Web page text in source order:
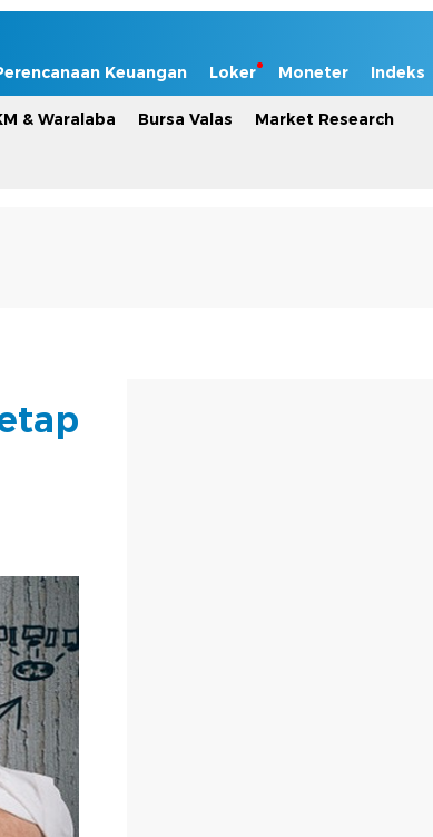
Keuangan Loker Moneter Indeks
& Waralaba Bursa Valas Market Research